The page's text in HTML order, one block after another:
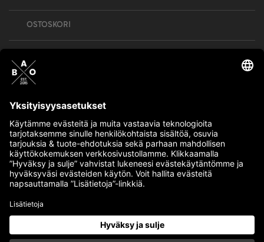
OSTOSKORI
Bull’s All Out is social – follow us and show
your passion!
BULLMENTULA.FI